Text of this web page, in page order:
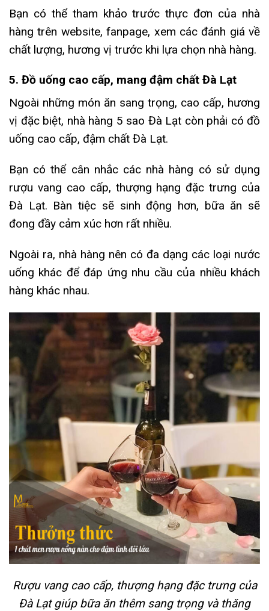
Bạn có thể tham khảo trước thực đơn của nhà
hàng trên website, fanpage, xem các đánh giá về
chất lượng, hương vị trước khi lựa chọn nhà hàng.
5. Đồ uống cao cấp, mang đậm chất Đà Lạt
Ngoài những món ăn sang trọng, cao cấp, hương
vị đặc biệt, nhà hàng 5 sao Đà Lạt còn phải có đồ
uống cao cấp, đậm chất Đà Lạt.
Bạn có thể cân nhắc các nhà hàng có sử dụng
rượu vang cao cấp, thượng hạng đặc trưng của
Đà Lạt. Bàn tiệc sẽ sinh động hơn, bữa ăn sẽ
đong đầy cảm xúc hơn rất nhiều.
Ngoài ra, nhà hàng nên có đa dạng các loại nước
uống khác để đáp ứng nhu cầu của nhiều khách
hàng khác nhau.
Rượu vang cao cấp, thượng hạng đặc trưng của
Đà Lạt giúp bữa ăn thêm sang trọng và thăng